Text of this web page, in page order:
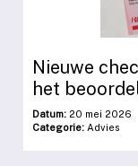
Nieuwe
het
Datum: 20 mei 2026
Categorie: Advies